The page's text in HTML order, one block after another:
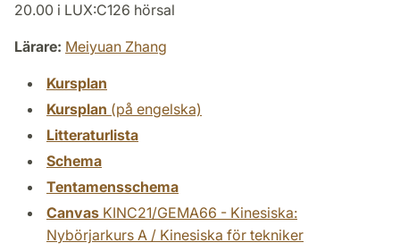
20.00 i LUX:C126 hörsal
Lärare: Meiyuan Zhang
Kursplan
Kursplan (på engelska)
Litteraturlista
Schema
Tentamensschema
Canvas KINC21/GEMA66 - Kinesiska:
Nybörjarkurs A / Kinesiska för tekniker